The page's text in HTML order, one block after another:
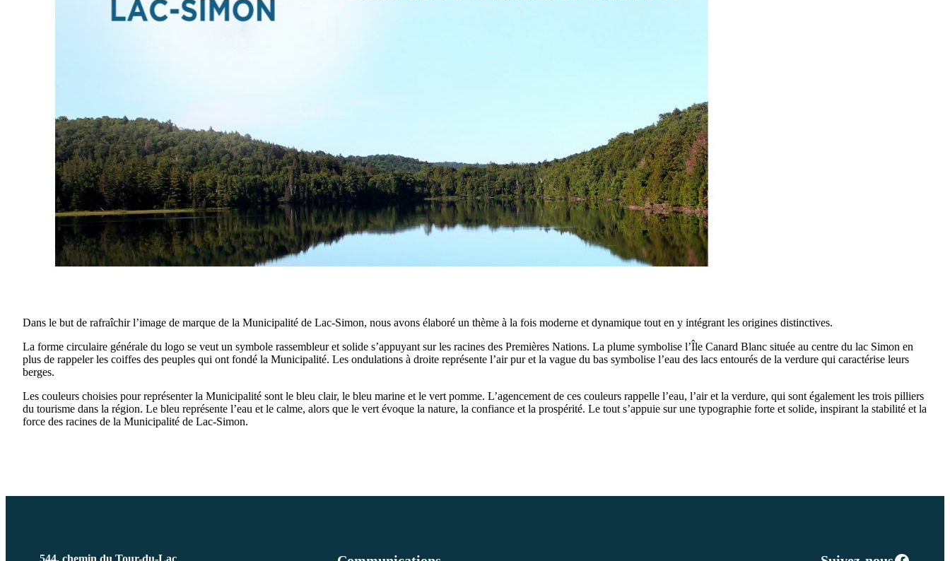
Dans le but de rafraîchir l’image de marque de la Municipalité de Lac-Simon, nous avons élaboré un thème à la fois moderne et dynamique tout en y intégrant les origines distinctives.
La forme circulaire générale du logo se veut un symbole rassembleur et solide s’appuyant sur les racines des Premières Nations. La plume symbolise l’Île Canard Blanc située au centre du lac Simon en
plus de rappeler les coiffes des peuples qui ont fondé la Municipalité. Les ondulations à droite représente l’air pur et la vague du bas symbolise l’eau des lacs entourés de la verdure qui caractérise leurs
berges.
Les couleurs choisies pour représenter la Municipalité sont le bleu clair, le bleu marine et le vert pomme. L’agencement de ces couleurs rappelle l’eau, l’air et la verdure, qui sont également les trois pilliers
du tourisme dans la région. Le bleu représente l’eau et le calme, alors que le vert évoque la nature, la confiance et la prospérité. Le tout s’appuie sur une typographie forte et solide, inspirant la stabilité et la
force des racines de la Municipalité de Lac-Simon.
544, chemin du Tour-du-Lac